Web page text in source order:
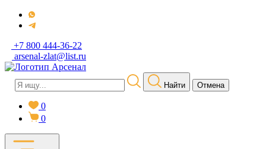
+7 800 444-36-22
arsenal-zlat@list.ru
Найти Отмена
0
0